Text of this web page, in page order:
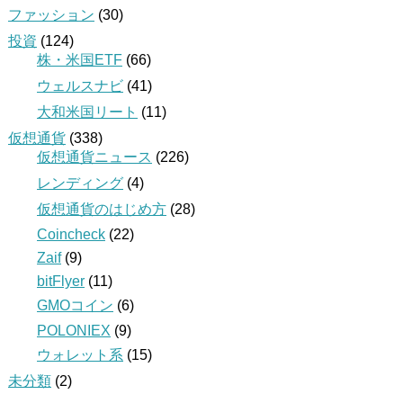
ファッション (30)
投資 (124)
株・米国ETF (66)
ウェルスナビ (41)
大和米国リート (11)
仮想通貨 (338)
仮想通貨ニュース (226)
レンディング (4)
仮想通貨のはじめ方 (28)
Coincheck (22)
Zaif(9)
bitFlyer (11)
GMOコイン (6)
POLONIEX (9)
ウォレット系 (15)
未分類 (2)